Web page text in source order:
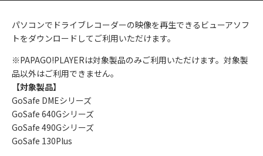
パソコンでドライブレコーダーの映像を再生できるビューアソフ
トをダウンロードしてご利用いただけます。
※PAPAGO!PLAYERは対象製品のみご利用いただけます。対象製
品以外はご利用できません。
【対象製品】
GoSafe DMEシリーズ
GoSafe 640Gシリーズ
GoSafe 490Gシリーズ
GoSafe 130Plus